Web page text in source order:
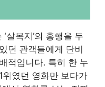
살목지’의 흥행을 두
던 관객들에게 단비
적입니다. 특히 한 누
위였던 영화만 보다가